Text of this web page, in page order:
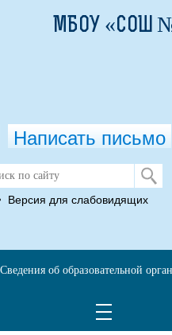
каникулы. День 3
день прошел на
проекта присоединились
построили на линейку,
МБОУ «СОШ
Написать письмо
Версия для слабовидящих
Сведения об образовательной